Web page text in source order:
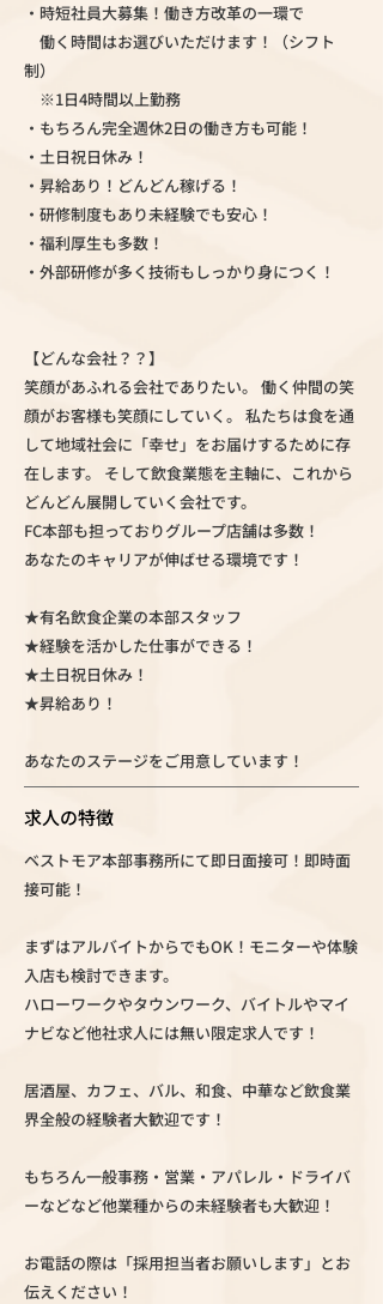
・時短社員大募集！働き方改革の一環で
働く時間はお選びいただけます！（シフト
制）
※1日4時間以上勤務
・もちろん完全週休2日の働き方も可能！
・土日祝日休み！
・昇給あり！どんどん稼げる！
・研修制度もあり未経験でも安心！
・福利厚生も多数！
・外部研修が多く技術もしっかり身につく！
【どんな会社？？】
笑顔があふれる会社でありたい。 働く仲間の笑
顔がお客様も笑顔にしていく。 私たちは食を通
して地域社会に「幸せ」をお届けするために存
在します。 そして飲食業態を主軸に、これから
どんどん展開していく会社です。
FC本部も担っておりグループ店舗は多数！
あなたのキャリアが伸ばせる環境です！
★有名飲食企業の本部スタッフ
★経験を活かした仕事ができる！
★土日祝日休み！
★昇給あり！
あなたのステージをご用意しています！
求人の特徴
ベストモア本部事務所にて即日面接可！即時面
接可能！
まずはアルバイトからでもOK！モニターや体験
入店も検討できます。
ハローワークやタウンワーク、バイトルやマイ
ナビなど他社求人には無い限定求人です！
居酒屋、カフェ、バル、和食、中華など飲食業
界全般の経験者大歓迎です！
もちろん一般事務・営業・アパレル・ドライバ
ーなどなど他業種からの未経験者も大歓迎！
お電話の際は「採用担当者お願いします」とお
伝えください！